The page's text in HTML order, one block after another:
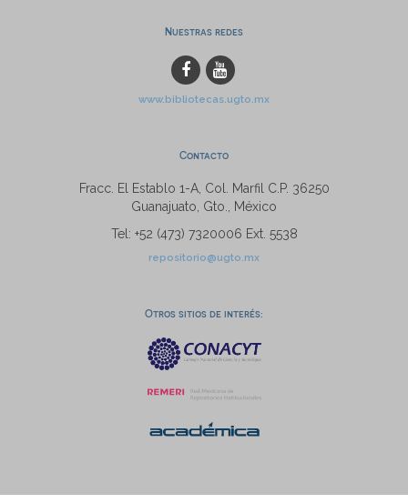
Nuestras redes
www.bibliotecas.ugto.mx
Contacto
Fracc. El Establo 1-A, Col. Marfil C.P. 36250
Guanajuato, Gto., México
Tel: +52 (473) 7320006 Ext. 5538
repositorio@ugto.mx
Otros sitios de interés: